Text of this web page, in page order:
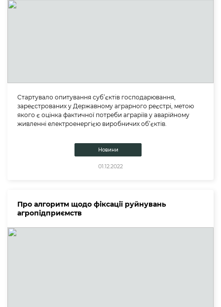
Стартувало опитування суб’єктів господарювання,
зареєстрованих у Державному аграрного реєстрі, метою
якого є оцінка фактичної потреби аграріїв у аварійному
живленні електроенергією виробничих об’єктів.
Новини
01.12.2022
Про алгоритм щодо фіксації руйнувань
агропідприємств